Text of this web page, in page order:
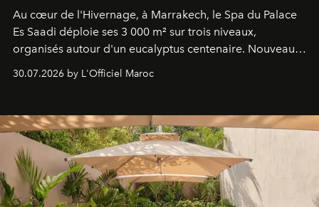
Au cœur de l'Hivernage, à Marrakech, le Spa du Palace
Es Saadi déploie ses 3 000 m² sur trois niveaux,
organisés autour d'un eucalyptus centenaire. Nouveau
neuro-cosmétique, parcours thermal et studio dédié au
entièreté, entre science des émotions et rituels
reposants.
30.07.2026 by L'Officiel Maroc